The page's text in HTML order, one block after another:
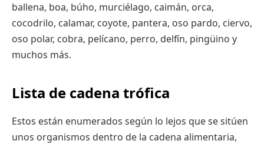
ballena, boa, búho, murciélago, caimán, orca,
cocodrilo, calamar, coyote, pantera, oso pardo, ciervo,
oso polar, cobra, pelícano, perro, delfín, pingüino y
muchos más.
Lista de cadena trófica
Estos están enumerados según lo lejos que se sitúen
unos organismos dentro de la cadena alimentaria,